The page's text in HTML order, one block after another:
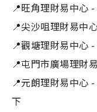
📍旺角理財易中心
📍尖沙咀理財易中
📍觀塘理財易中心
📍屯門市廣場理財
📍元朗理財易中心
下